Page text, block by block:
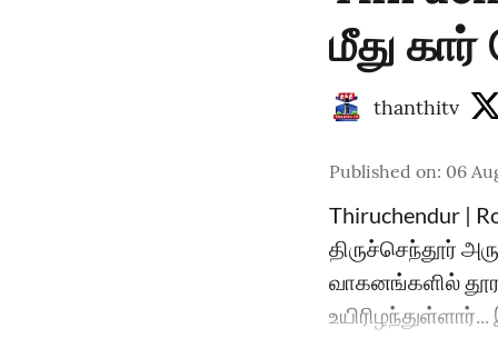
மீது கார்
thanthitv
Published on: 06
Thiruchendur |
திருச்செந்தூர்
வாகனங்களில்